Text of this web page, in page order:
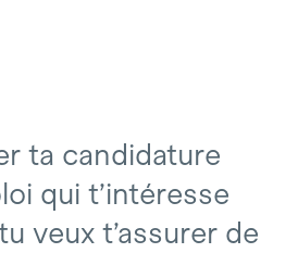
ta candidature
qui t’intéresse
veux t’assurer de